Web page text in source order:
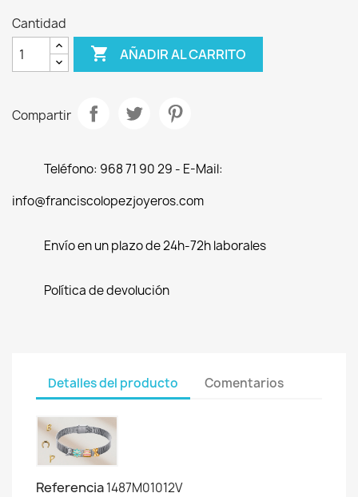
Cantidad
 AÑADIR AL CARRITO
Compartir
Teléfono: 968 71 90 29 - E-Mail:
info@franciscolopezjoyeros.com
Envío en un plazo de 24h-72h laborales
Política de devolución
Detalles del producto Comentarios
Referencia1487M01012V